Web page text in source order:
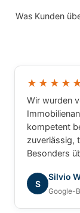
Was Kunden
Wir wurden
kompetent
zuverlässig,
Besonders
Anliegen
besonderen
des
S
Silvio
Google-